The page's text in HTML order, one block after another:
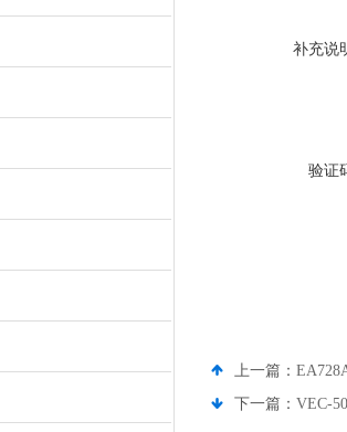
补充说
验证
上一篇：
下一篇： VEC-